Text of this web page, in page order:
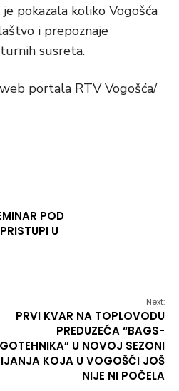
pokazala koliko Vogošća
i prepoznaje
susreta.
portala RTV Vogošća/
POD
U
Next:
PRVI KVAR NA TOPLOVODU
PREDUZEĆA “BAGS-
U NOVOJ SEZONI
KOJA U VOGOŠĆI JOŠ
NIJE NI POČELA